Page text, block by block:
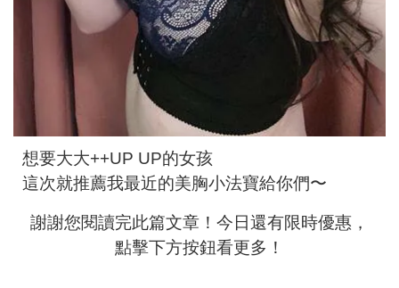
想要大大++UP UP的女孩
這次就推薦我最近的美胸小法寶給你們〜
謝謝您閱讀完此篇文章！今日還有限時優惠，
點擊下方按鈕看更多！